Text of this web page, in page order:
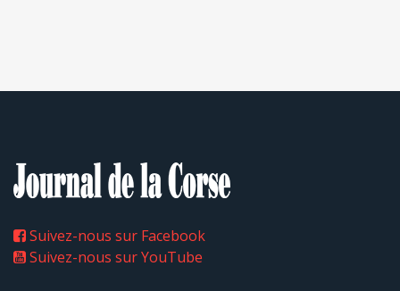
Suivez-nous sur Facebook
Suivez-nous sur YouTube